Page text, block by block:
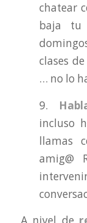
chatear
baja tu
clases
… no lo
9.
incluso
llamas
amig@